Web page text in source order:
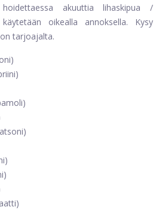
akuuttia lihaskipua /
oikealla annoksella. Kysy
tarjoajalta.